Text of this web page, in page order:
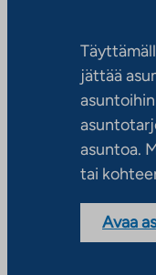
jättää
asuntoa.
tai
Avaa